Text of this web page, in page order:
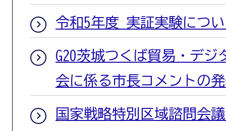
令和5年度 実証実験につ
G20茨城つくば貿易・デジ
会に係る市長コメントの
国家戦略特別区域諮問会